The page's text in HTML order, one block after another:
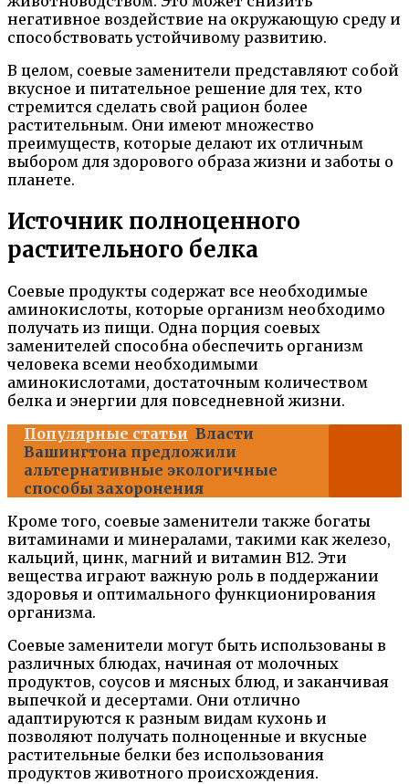
негативное воздействие на окружающую среду и
способствовать устойчивому развитию.
В целом, соевые заменители представляют собой
вкусное и питательное решение для тех, кто
стремится сделать свой рацион более
растительным. Они имеют множество
преимуществ, которые делают их отличным
выбором для здорового образа жизни и заботы о
планете.
Источник полноценного
растительного белка
Соевые продукты содержат все необходимые
аминокислоты, которые организм необходимо
получать из пищи. Одна порция соевых
заменителей способна обеспечить организм
человека всеми необходимыми
аминокислотами, достаточным количеством
белка и энергии для повседневной жизни.
Популярные статьи Власти
Вашингтона предложили
альтернативные экологичные
способы захоронения
Кроме того, соевые заменители также богаты
витаминами и минералами, такими как железо,
кальций, цинк, магний и витамин В12. Эти
вещества играют важную роль в поддержании
здоровья и оптимального функционирования
организма.
Соевые заменители могут быть использованы в
различных блюдах, начиная от молочных
продуктов, соусов и мясных блюд, и заканчивая
выпечкой и десертами. Они отлично
адаптируются к разным видам кухонь и
позволяют получать полноценные и вкусные
растительные белки без использования
продуктов животного происхождения.